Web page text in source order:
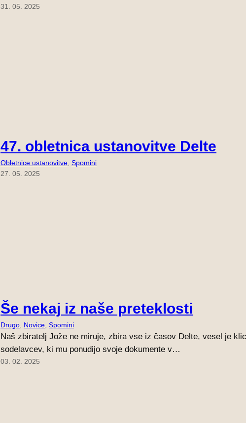
31. 05. 2025
47. obletnica ustanovitve Delte
Obletnice ustanovitve, Spomini
27. 05. 2025
Še nekaj iz naše preteklosti
Drugo, Novice, Spomini
Naš zbiratelj Jože ne miruje, zbira vse iz časov Delte, vesel je
sodelavcev, ki mu ponudijo svoje dokumente v…
03. 02. 2025